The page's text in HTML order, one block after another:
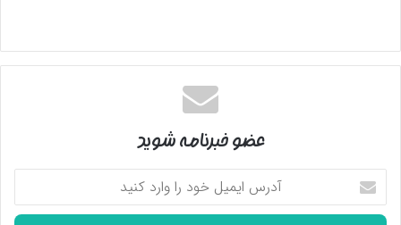
عضو خبرنامه شوید
آدرس
ایمیل
خود